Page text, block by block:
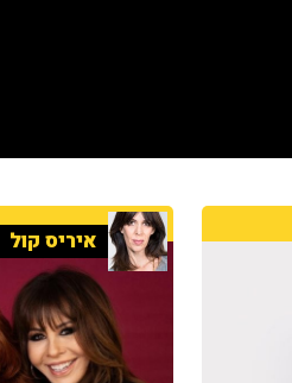
איריס קול